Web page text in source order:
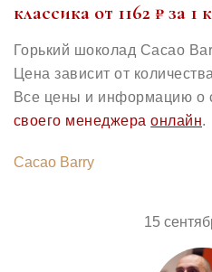
классика от 1162 ₽ за 1
Горький шоколад Cacao
Цена зависит от
Все цены и информацию о
своего менеджераонлайн.
Cacao Barry
15